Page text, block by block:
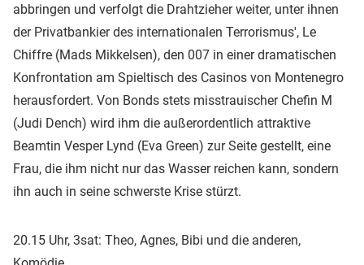
abbringen und verfolgt die Drahtzieher weiter, unter ihnen
der Privatbankier des internationalen Terrorismus', Le
Chiffre (Mads Mikkelsen), den 007 in einer dramatischen
Konfrontation am Spieltisch des Casinos von Montenegro
herausfordert. Von Bonds stets misstrauischer Chefin M
(Judi Dench) wird ihm die außerordentlich attraktive
Beamtin Vesper Lynd (Eva Green) zur Seite gestellt, eine
Frau, die ihm nicht nur das Wasser reichen kann, sondern
ihn auch in seine schwerste Krise stürzt.
20.15 Uhr, 3sat: Theo, Agnes, Bibi und die anderen,